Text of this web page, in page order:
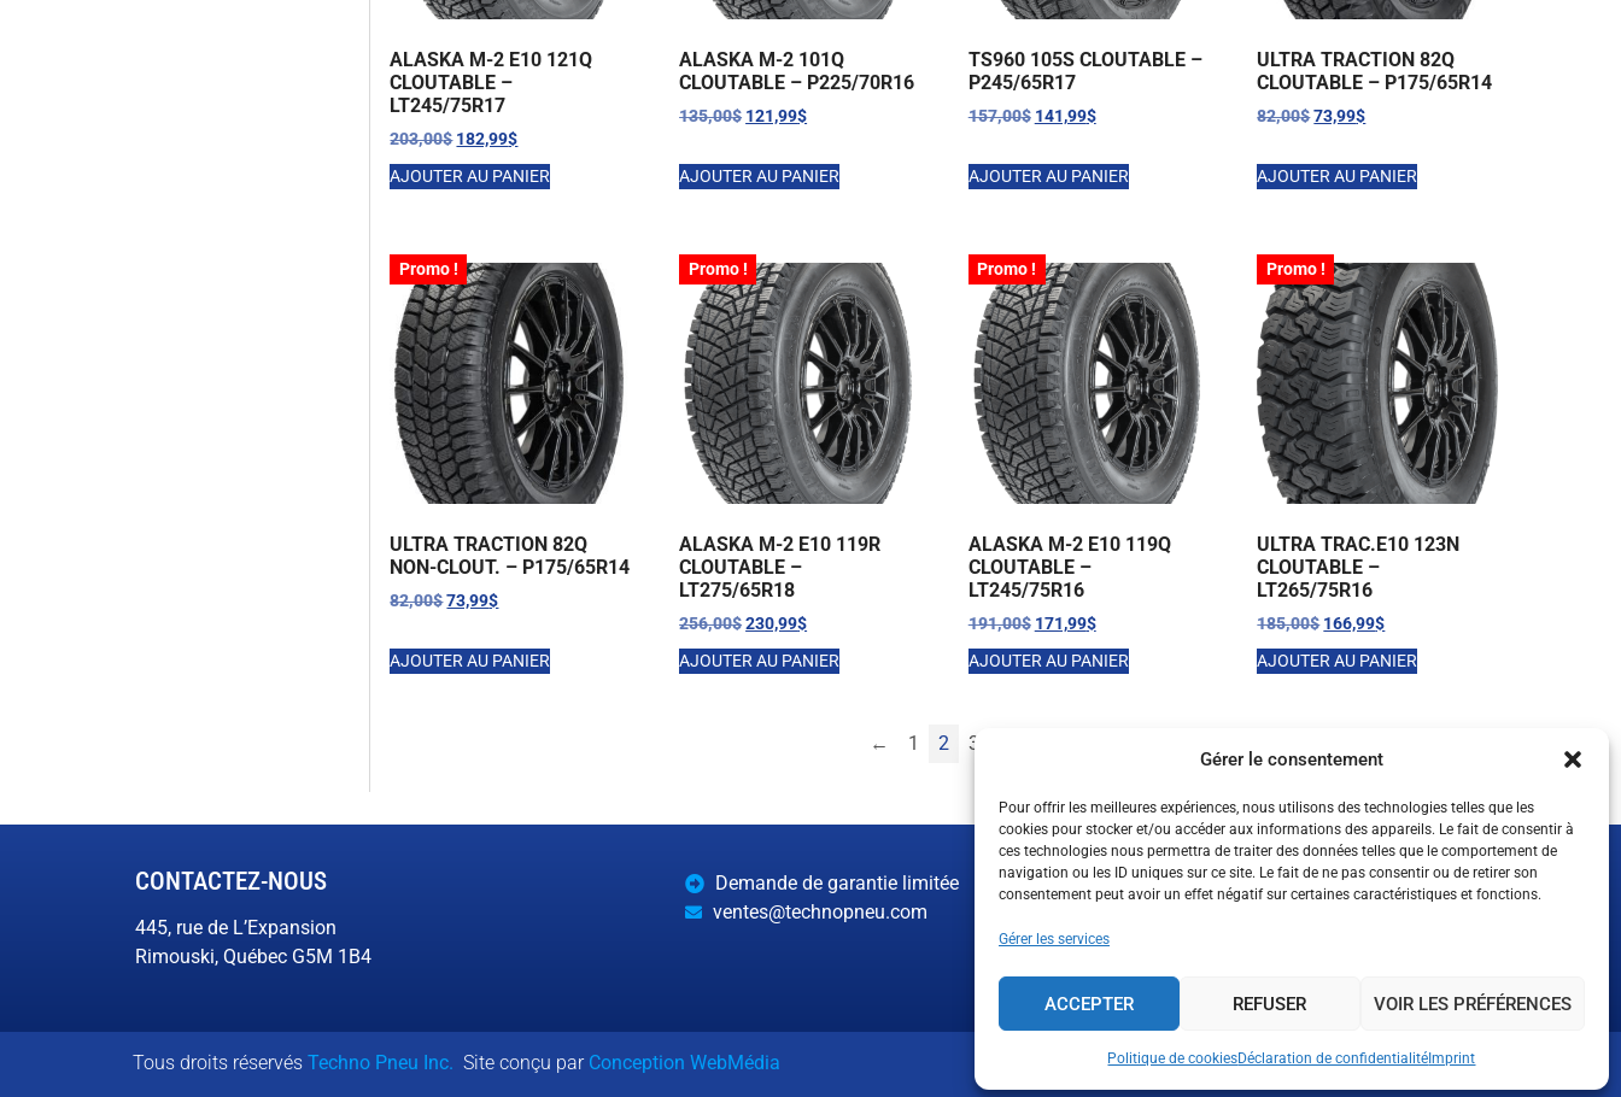
Gérer le consentement
Pour offrir les meilleures expériences, nous utilisons des technologies telles que les
cookies pour stocker et/ou accéder aux informations des appareils. Le fait de consentir à
ces technologies nous permettra de traiter des données telles que le comportement de
navigation ou les ID uniques sur ce site. Le fait de ne pas consentir ou de retirer son
consentement peut avoir un effet négatif sur certaines caractéristiques et fonctions.
Gérer les services
ACCEPTER REFUSER VOIR LES PRÉFÉRENCES
Politique de cookiesDéclaration de confidentialité Imprint
ALASKA M-2 E10 121Q
CLOUTABLE –
LT245/75R17
203,00$ 182,99$
AJOUTER AU PANIER
ALASKA M-2 101Q
CLOUTABLE – P225/70R16
135,00$ 121,99$
AJOUTER AU PANIER
TS960 105S CLOUTABLE –
P245/65R17
157,00$ 141,99$
AJOUTER AU PANIER
ULTRA TRACTION 82Q
CLOUTABLE – P175/65R14
82,00$73,99$
AJOUTER AU PANIER
Promo !
ULTRA TRACTION 82Q
NON-CLOUT. – P175/65R14
82,00$73,99$
AJOUTER AU PANIER
Promo !
ALASKA M-2 E10 119R
CLOUTABLE –
LT275/65R18
256,00$230,99$
AJOUTER AU PANIER
Promo !
ALASKA M-2 E10 119Q
CLOUTABLE –
LT245/75R16
191,00$ 171,99$
AJOUTER AU PANIER
Promo !
ULTRA TRAC.E10 123N
CLOUTABLE –
LT265/75R16
185,00$ 166,99$
AJOUTER AU PANIER
← 1 2 3
CONTACTEZ-NOUS
445, rue de L’Expansion
Rimouski, Québec G5M 1B4
Demande de garantie limitée
ventes@technopneu.com
SUIVEZ-NOUS
Tous droits réservés Techno Pneu Inc. Site conçu par Conception WebMédia